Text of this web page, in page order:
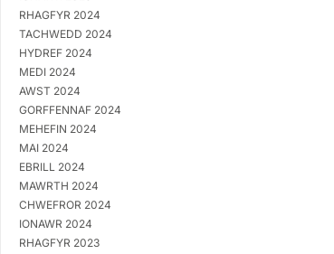
RHAGFYR 2024
TACHWEDD 2024
HYDREF 2024
MEDI 2024
AWST 2024
GORFFENNAF 2024
MEHEFIN 2024
MAI 2024
EBRILL 2024
MAWRTH 2024
CHWEFROR 2024
IONAWR 2024
RHAGFYR 2023